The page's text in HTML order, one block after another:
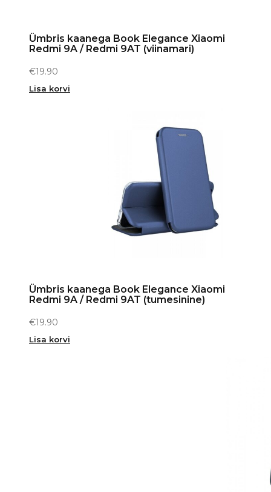
Ümbris kaanega Book Elegance Xiaomi
Redmi 9A / Redmi 9AT (viinamari)
€19.90
Lisa korvi
Ümbris kaanega Book Elegance Xiaomi
Redmi 9A / Redmi 9AT (tumesinine)
€19.90
Lisa korvi